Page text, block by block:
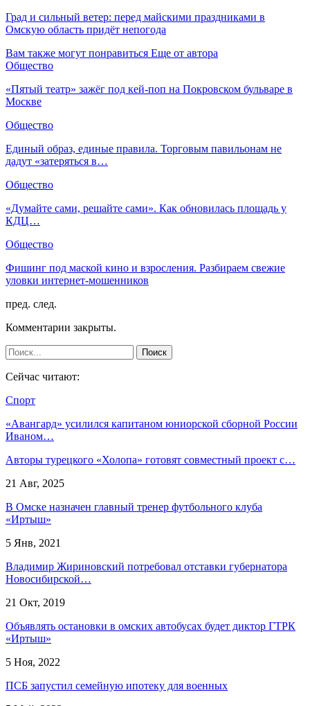
Град и сильный ветер: перед майскими праздниками в
Омскую область придёт непогода
Вам также могут понравиться Еще от автора
Общество
«Пятый театр» зажёг под кей-поп на Покровском бульваре в
Москве
Общество
Единый образ, единые правила. Торговым павильонам не
дадут «затеряться в…
Общество
«Думайте сами, решайте сами». Как обновилась площадь у
КДЦ…
Общество
Фишинг под маской кино и взросления. Разбираем свежие
уловки интернет-мошенников
пред. след.
Комментарии закрыты.
Сейчас читают:
Спорт
«Авангард» усилился капитаном юниорской сборной России
Иваном…
Авторы турецкого «Холопа» готовят совместный проект с…
21 Авг, 2025
В Омске назначен главный тренер футбольного клуба
«Иртыш»
5 Янв, 2021
Владимир Жириновский потребовал отставки губернатора
Новосибирской…
21 Окт, 2019
Объявлять остановки в омских автобусах будет диктор ГТРК
«Иртыш»
5 Ноя, 2022
ПСБ запустил семейную ипотеку для военных